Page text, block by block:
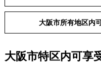
大阪市所有地区内
大阪市特区内可享